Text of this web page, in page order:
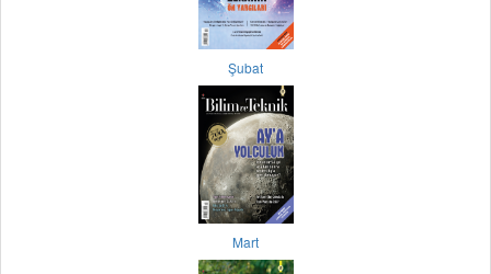
Şubat
Mart